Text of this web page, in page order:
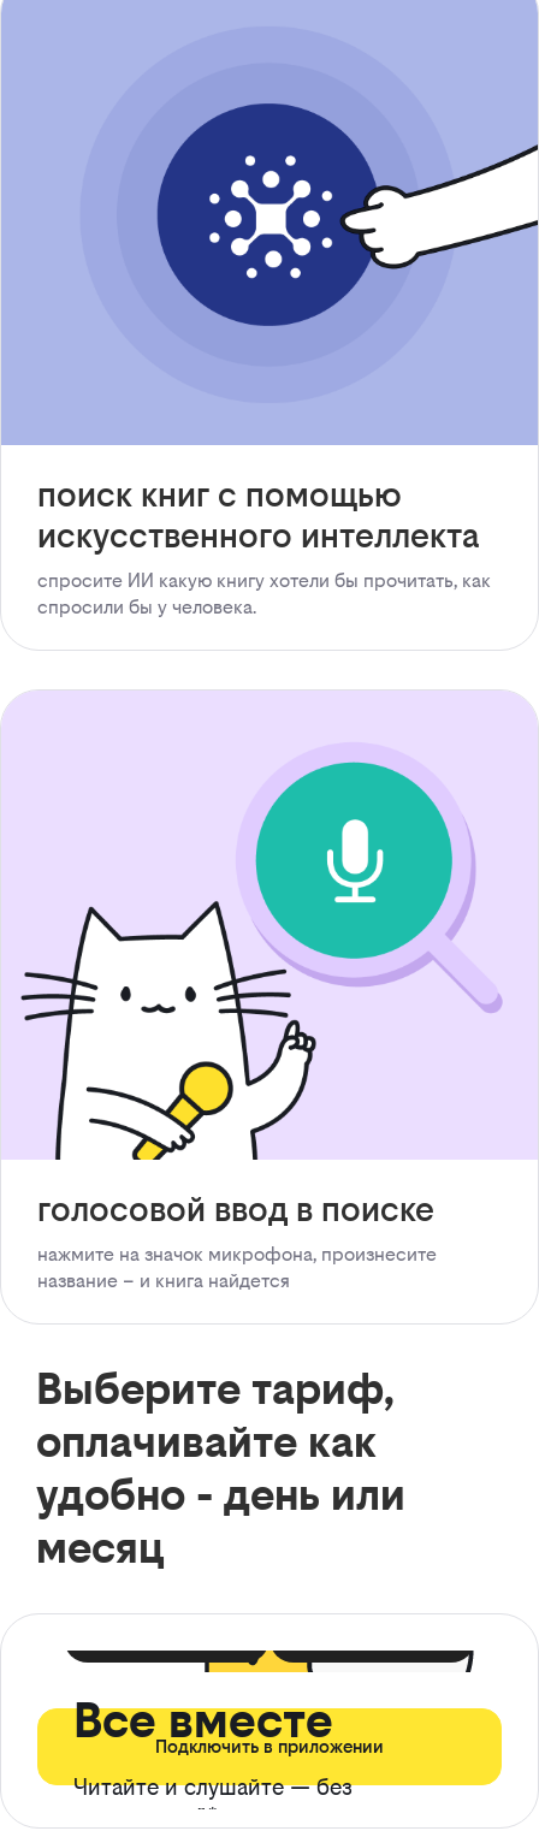
поиск книг с помощью
искусственного интеллекта
спросите ИИ какую книгу хотели бы прочитать, как
спросили бы у человека.
голосовой ввод в поиске
нажмите на значок микрофона, произнесите
название – и книга найдется
Выберите тариф,
оплачивайте как
удобно - день или
месяц
Все вместе
Читайте и слушайте — без
ограничений*
Подключить в приложении